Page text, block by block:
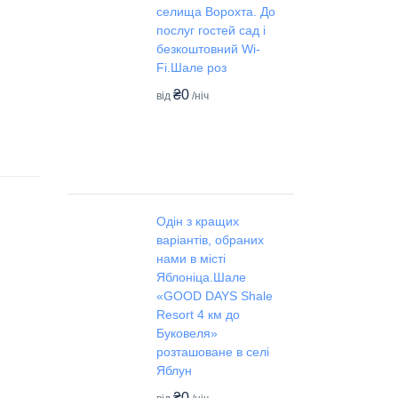
селища Ворохта. До
послуг гостей сад і
безкоштовний Wi-
Fi.Шале роз
від ₴0 /ніч
Одін з кращих
варіантів, обраних
нами в місті
Яблоніца.Шале
«GOOD DAYS Shale
Resort 4 км до
Буковеля»
розташоване в селі
Яблун